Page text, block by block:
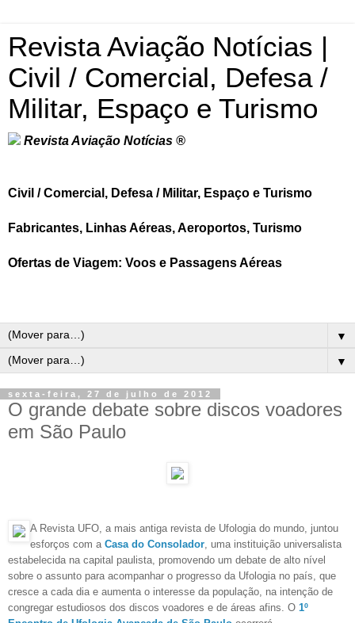
Revista Aviação Notícias |
Civil / Comercial, Defesa /
Militar, Espaço e Turismo
Revista Aviação Notícias ®
Civil / Comercial, Defesa / Militar, Espaço e Turismo
Fabricantes, Linhas Aéreas, Aeroportos, Turismo
Ofertas de Viagem: Voos e Passagens Aéreas
▼
▼
sexta-feira, 27 de julho de 2012
O grande debate sobre discos voadores
em São Paulo
A Revista UFO, a mais antiga revista de Ufologia do mundo, juntou
esforços com a Casa do Consolador , uma instituição universalista
estabelecida na capital paulista, promovendo um debate de alto nível
sobre o assunto para acompanhar o progresso da Ufologia no país, que
cresce a cada dia e aumenta o interesse da população, na intenção de
congregar estudiosos dos discos voadores e de áreas afins. O 1º